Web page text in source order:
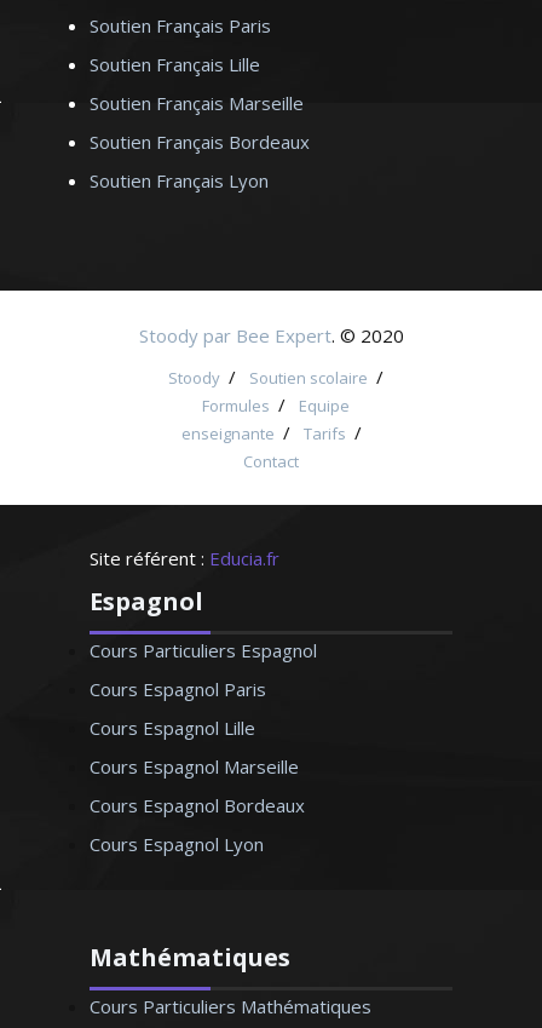
Soutien Français Paris
Soutien Français Lille
Soutien Français Marseille
Soutien Français Bordeaux
Soutien Français Lyon
Stoody par Bee Expert. © 2020
Stoody / Soutien scolaire /
Formules /
Equipe
enseignante / Tarifs /
Contact
Site référent : Educia.fr
Espagnol
Cours Particuliers Espagnol
Cours Espagnol Paris
Cours Espagnol Lille
Cours Espagnol Marseille
Cours Espagnol Bordeaux
Cours Espagnol Lyon
Mathématiques
Cours Particuliers Mathématiques